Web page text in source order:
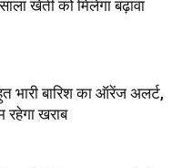
खेती को मिलेगा बढ़ावा
भारी बारिश का ऑरेंज अलर्ट,
खराब